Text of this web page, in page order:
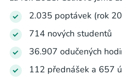
2.035 poptávek (rok
714 nových studentů
36.907 odučených
112 přednášek a 657